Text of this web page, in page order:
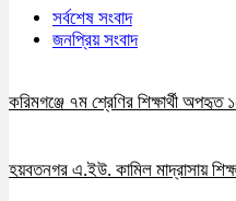
সর্বশেষ সংবাদ
জনপ্রিয় সংবাদ
করিমগঞ্জে ৭ম শ্রেণির শিক্ষার্থী অপহৃত
হয়বতনগর এ.ইউ. কামিল মাদ্রাসায়